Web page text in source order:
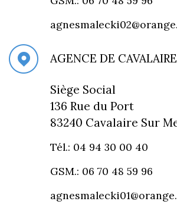
AGENCE DE CAVALAIRE
Siège Social
136 Rue du Port
83240 Cavalaire Sur
Tél.: 04 94 30 00 40
GSM.: 06 70 48 59 96